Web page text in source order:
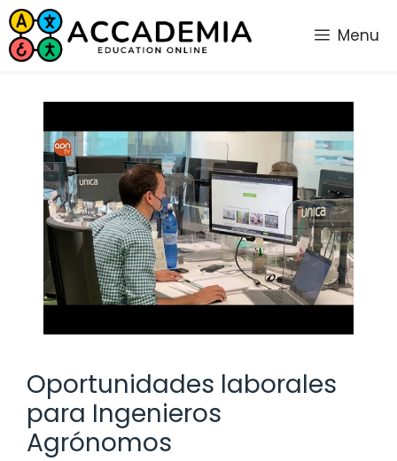
Saltar
al
contenido
Menu
Oportunidades laborales
para Ingenieros
Agrónomos